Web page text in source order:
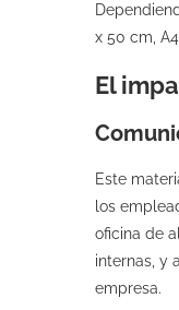
x 50 cm,
El
Este
los
oficina de
internas, y
empresa.